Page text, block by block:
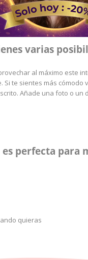
varias
al máximo este
te sientes más cómodo
Añade una foto o
perfecta para
quieras